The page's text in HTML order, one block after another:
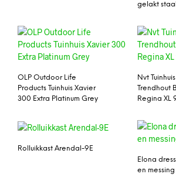
gelakt
OLP Outdoor Life
Products Tuinhuis Xavier
300 Extra Platinum Grey
Nvt
Trendhout
Regina XL
Rolluikkast Arendal-9E
Elona
en messing